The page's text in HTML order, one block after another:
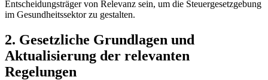
Entscheidungsträger von Relevanz sein, um die Steuergesetzgebung⁣
im Gesundheitssektor ⁤zu gestalten.
2. Gesetzliche Grundlagen und
⁤Aktualisierung der relevanten
Regelungen